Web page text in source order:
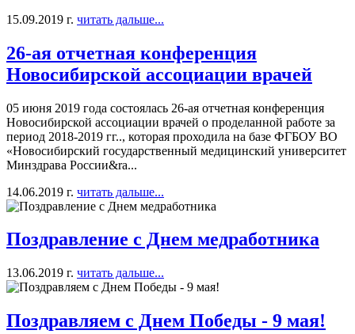
15.09.2019 г. читать дальше...
26-ая отчетная конференция
Новосибирской ассоциации врачей
05 июня 2019 года состоялась 26-ая отчетная конференция
Новосибирской ассоциации врачей о проделанной работе за
период 2018-2019 гг.., которая проходила на базе ФГБОУ ВО
«Новосибирский государственный медицинский университет
Минздрава России&ra...
14.06.2019 г. читать дальше...
Поздравление с Днем медработника
13.06.2019 г. читать дальше...
Поздравляем с Днем Победы - 9 мая!